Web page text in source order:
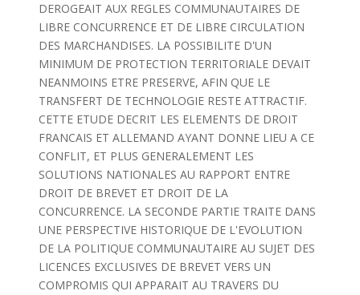
DEROGEAIT AUX REGLES COMMUNAUTAIRES DE
LIBRE CONCURRENCE ET DE LIBRE CIRCULATION
DES MARCHANDISES. LA POSSIBILITE D'UN
MINIMUM DE PROTECTION TERRITORIALE DEVAIT
NEANMOINS ETRE PRESERVE, AFIN QUE LE
TRANSFERT DE TECHNOLOGIE RESTE ATTRACTIF.
CETTE ETUDE DECRIT LES ELEMENTS DE DROIT
FRANCAIS ET ALLEMAND AYANT DONNE LIEU A CE
CONFLIT, ET PLUS GENERALEMENT LES
SOLUTIONS NATIONALES AU RAPPORT ENTRE
DROIT DE BREVET ET DROIT DE LA
CONCURRENCE. LA SECONDE PARTIE TRAITE DANS
UNE PERSPECTIVE HISTORIQUE DE L'EVOLUTION
DE LA POLITIQUE COMMUNAUTAIRE AU SUJET DES
LICENCES EXCLUSIVES DE BREVET VERS UN
COMPROMIS QUI APPARAIT AU TRAVERS DU